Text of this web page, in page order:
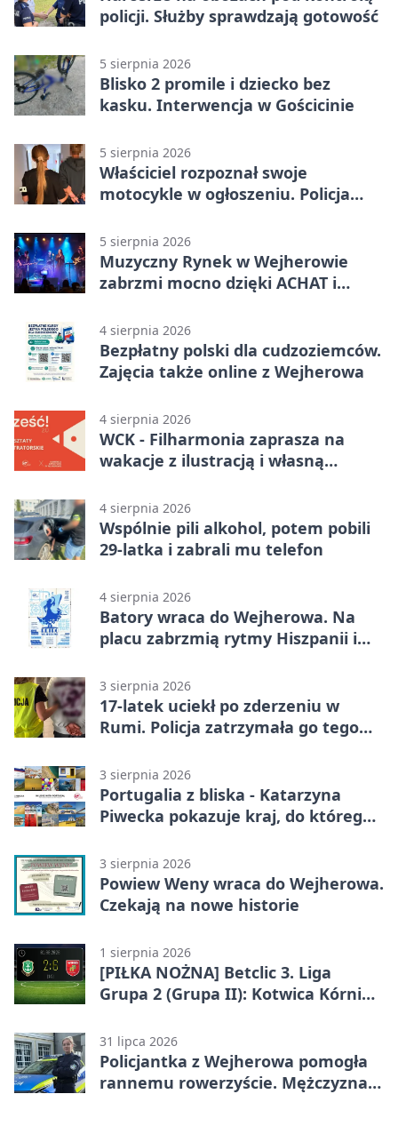
policji. Służby sprawdzają gotowość
5 sierpnia 2026
Blisko 2 promile i dziecko bez
kasku. Interwencja w Gościcinie
5 sierpnia 2026
Właściciel rozpoznał swoje
motocykle w ogłoszeniu. Policja
5 sierpnia 2026
Muzyczny Rynek w Wejherowie
zabrzmi mocno dzięki ACHAT i
4 sierpnia 2026
Bezpłatny polski dla cudzoziemców.
Zajęcia także online z Wejherowa
4 sierpnia 2026
WCK - Filharmonia zaprasza na
wakacje z ilustracją i własną
4 sierpnia 2026
Wspólnie pili alkohol, potem pobili
29-latka i zabrali mu telefon
4 sierpnia 2026
Batory wraca do Wejherowa. Na
placu zabrzmią rytmy Hiszpanii i
3 sierpnia 2026
17-latek uciekł po zderzeniu w
Rumi. Policja zatrzymała go tego
3 sierpnia 2026
Portugalia z bliska - Katarzyna
Piwecka pokazuje kraj, do którego
3 sierpnia 2026
Powiew Weny wraca do Wejherowa.
Czekają na nowe historie
1 sierpnia 2026
[PIŁKA NOŻNA] Betclic 3. Liga
Grupa 2 (Grupa II): Kotwica Kórnik –
31 lipca 2026
Policjantka z Wejherowa pomogła
rannemu rowerzyście. Mężczyzna